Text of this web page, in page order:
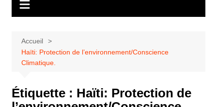
Accueil
Haïti: Protection de l’environnement/Conscience
Climatique.
Étiquette : Haïti: Protection de